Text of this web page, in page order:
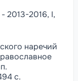
2013-2016, I,
наречий
c.